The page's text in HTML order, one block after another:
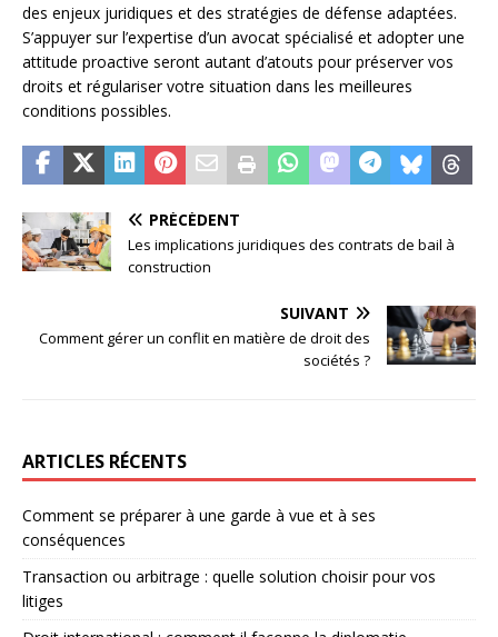
des enjeux juridiques et des stratégies de défense adaptées.
S’appuyer sur l’expertise d’un avocat spécialisé et adopter une
attitude proactive seront autant d’atouts pour préserver vos
droits et régulariser votre situation dans les meilleures
conditions possibles.
PRÉCÉDENT
Les implications juridiques des contrats de bail à
construction
SUIVANT
Comment gérer un conflit en matière de droit des
sociétés ?
ARTICLES RÉCENTS
Comment se préparer à une garde à vue et à ses
conséquences
Transaction ou arbitrage : quelle solution choisir pour vos
litiges